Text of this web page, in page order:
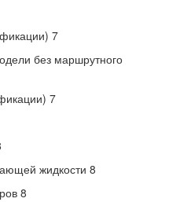
7
без маршрутного
7
жидкости 8
8